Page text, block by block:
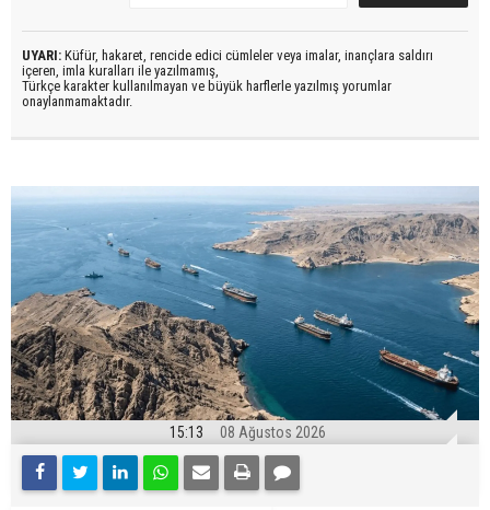
UYARI: Küfür, hakaret, rencide edici cümleler veya imalar, inançlara saldırı
içeren, imla kuralları ile yazılmamış,
Türkçe karakter kullanılmayan ve büyük harflerle yazılmış yorumlar
onaylanmamaktadır.
15:13 08 Ağustos 2026